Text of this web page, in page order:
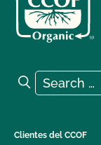
Search for:
Search
Clientes del CCOF